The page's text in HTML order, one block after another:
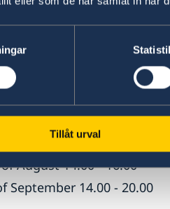
Tillåt urval
of August 14.00 - 16.00
of August 09.00 - 12.00
of August 09.00 - 12.00,
of August 09.00 - 12.00,
of August 14.00 - 16.00
September 14.00 - 20.00